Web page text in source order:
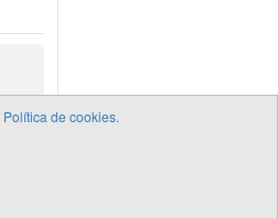
Política de cookies.